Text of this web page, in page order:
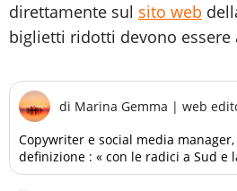
direttamente sul sito web
biglietti ridotti devono essere
di Marina Gemma | web
Copywriter e social media
definizione : « con le radici a Sud e